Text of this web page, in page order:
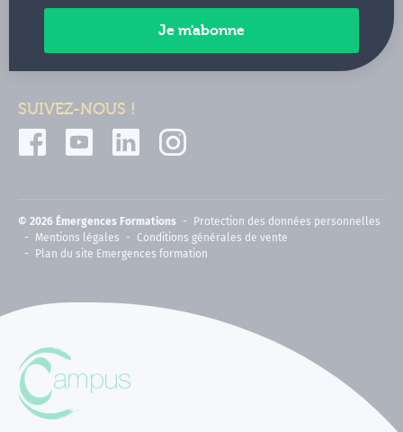
Contactez-nous
SUIVEZ-NOUS !
© 2026 Émergences Formations
Protection des données personnelles
Mentions légales
Conditions générales de vente
Plan du site Emergences formation